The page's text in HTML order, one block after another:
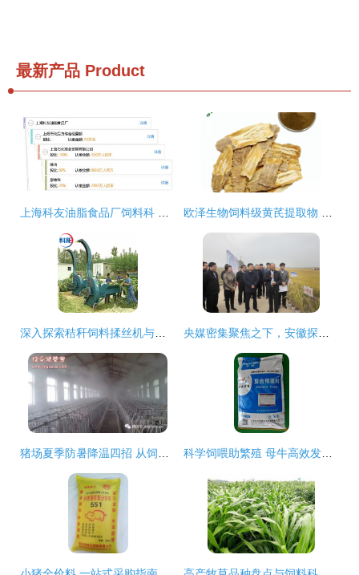
最新产品 Product